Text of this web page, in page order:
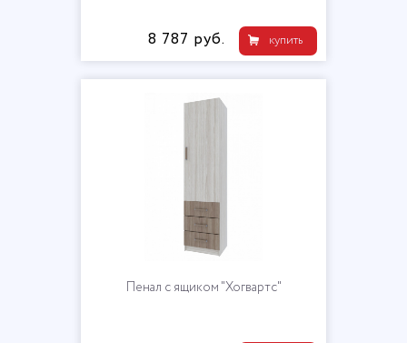
купить
8 787 руб.
Пенал с ящиком "Хогвартс"